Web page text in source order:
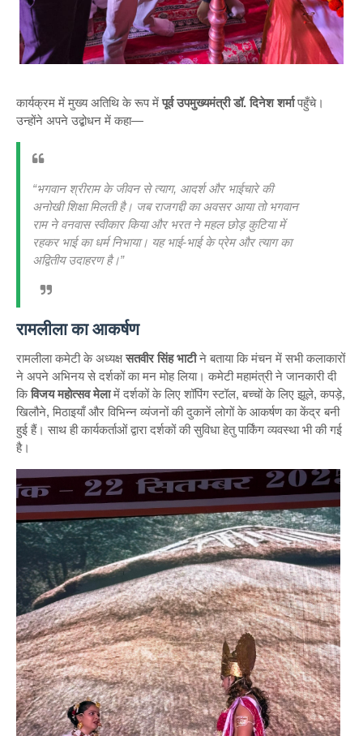
कार्यक्रम में मुख्य अतिथि के रूप में पूर्व उपमुख्यमंत्री डॉ. दिनेश शर्मापहुँचे।
उन्होंने अपने उद्बोधन में कहा—
“भगवान श्रीराम के जीवन से त्याग, आदर्श और भाईचारे की
अनोखी शिक्षा मिलती है। जब राजगद्दी का अवसर आया तो भगवान
राम ने वनवास स्वीकार किया और भरत ने महल छोड़ कुटिया में
रहकर भाई का धर्म निभाया। यह भाई-भाई के प्रेम और त्याग का
अद्वितीय उदाहरण है।”
रामलीला का आकर्षण
रामलीला कमेटी के अध्यक्षसतवीर सिंह भाटीने बताया कि मंचन में सभी कलाकारों
ने अपने अभिनय से दर्शकों का मन मोह लिया। कमेटी महामंत्री ने जानकारी दी
किविजय महोत्सव मेलामें दर्शकों के लिए शॉपिंग स्टॉल, बच्चों के लिए झूले, कपड़े,
खिलौने, मिठाइयाँ और विभिन्न व्यंजनों की दुकानें लोगों के आकर्षण का केंद्र बनी
हुई हैं। साथ ही कार्यकर्ताओं द्वारा दर्शकों की सुविधा हेतु पार्किंग व्यवस्था भी की गई
है।